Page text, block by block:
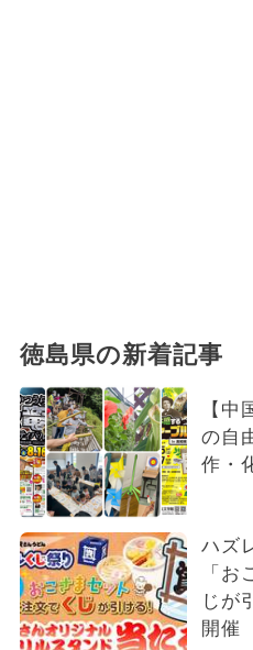
2024年3月のイベント
2024年8月のイベント
夏休み（日帰り）
アート ハロウィ
ハロウィン ク
厳選お出かけまとめ
徳島県の新着記事
【中
の自
作・
ハズ
「お
じが
開催